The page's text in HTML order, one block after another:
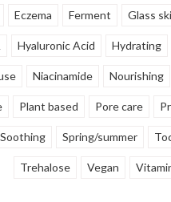
Eczema Ferment Glass
Hyaluronic Acid Hydrating
Niacinamide Nourishing
Plant based Pore care
Soothing Spring/summer
Trehalose Vegan